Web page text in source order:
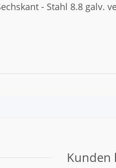
- Stahl 8.8 galv.
Kunden